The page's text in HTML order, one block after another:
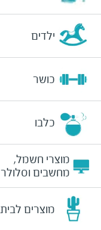
ילדים
כושר
כלבו
מוצרי חשמל,
מחשבים וסלולר
מוצרים לבית